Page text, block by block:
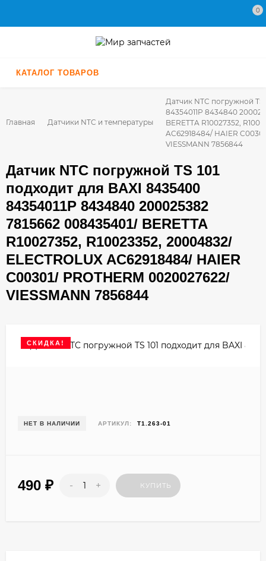
0
КАТАЛОГ ТОВАРОВ
Главная Датчики NTC и температуры
Датчик NTC погружной
84354011P 8434840
BERETTA R10027352,
AC62918484/ HAIER
VIESSMANN 7856844
Датчик NTC погружной TS 101
подходит для BAXI 8435400
84354011P 8434840 200025382
7815662 008435401/ BERETTA
R10027352, R10023352, 20004832/
ELECTROLUX AC62918484/ HAIER
C00301/ PROTHERM 0020027622/
VIESSMANN 7856844
СКИДКА!
НЕТ В НАЛИЧИИ АРТИКУЛ: T1.263-01
490 ₽ - + КУПИТЬ